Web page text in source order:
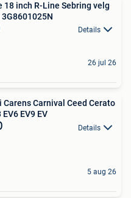
18 inch R-Line Sebring velg
Details
26 jul 26
Carens Carnival Ceed Cerato
EV9 EV
Details
5 aug 26